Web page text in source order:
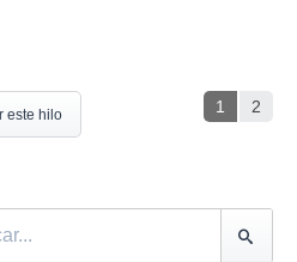
1 2
este hilo